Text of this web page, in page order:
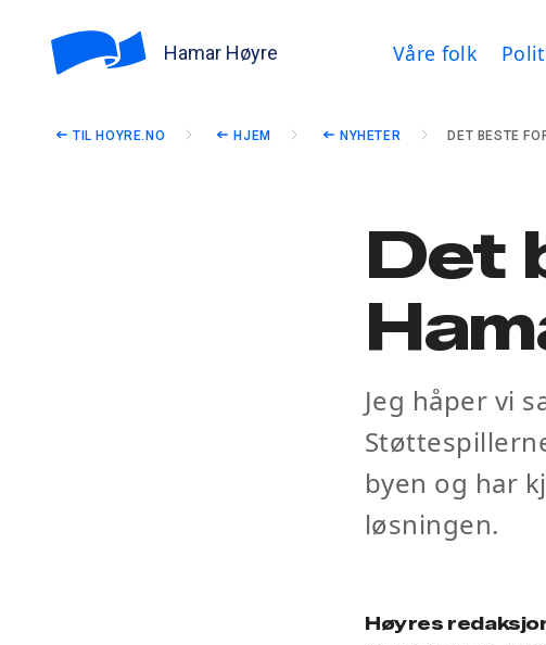
Hamar Høyre Våre folk
TIL HOYRE.NO HJEM NYHETER DET BESTE
Det
Jeg håper vi
byen og har
løsningen.
Høyres